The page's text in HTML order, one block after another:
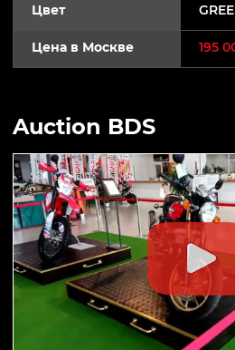
Цвет
Цена в Москве 195
Auction BDS